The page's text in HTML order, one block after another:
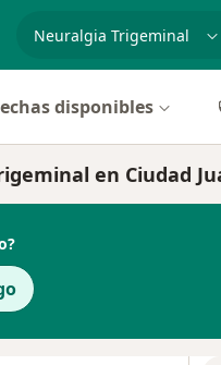
disponibles
en Ciudad